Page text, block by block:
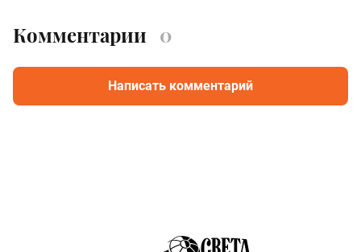
Комментарии 0
Написать комментарий